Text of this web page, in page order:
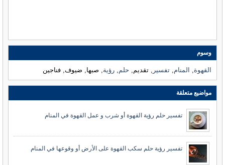
وسوم
القهوة, المنام,تفسير , تقديم, حلم,رؤية, صبها, ضيوف, فناجين
مواضيع متعلقة
تفسير حلم رؤية القهوة أو شرب و عمل القهوة في المنام
تفسير رؤية حلم سكب القهوة على الأرض أو وقوعها في المنام